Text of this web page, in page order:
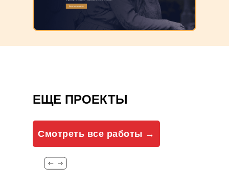
ЕЩЕ ПРОЕКТЫ
Смотреть все работы →